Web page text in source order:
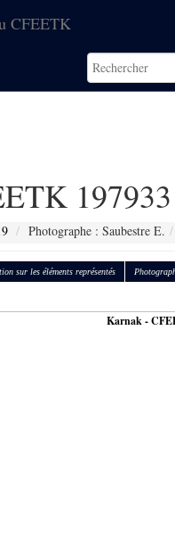
CFEETK
197933
Photographe : Saubestre E.
sur les éléments représentés